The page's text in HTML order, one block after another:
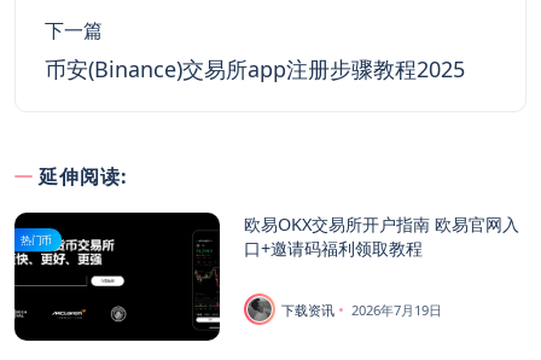
下一篇
币安(Binance)交易所app注册步骤教程2025
延伸阅读:
热门币
欧易OKX交易所开户指南 欧易官网入
口+邀请码福利领取教程
下载资讯 2026年7月19日